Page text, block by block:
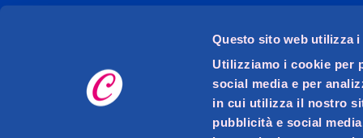
Questo sito web utilizza i
Utilizziamo i cookie per
social media e per
in cui utilizza il nostro
pubblicità e social